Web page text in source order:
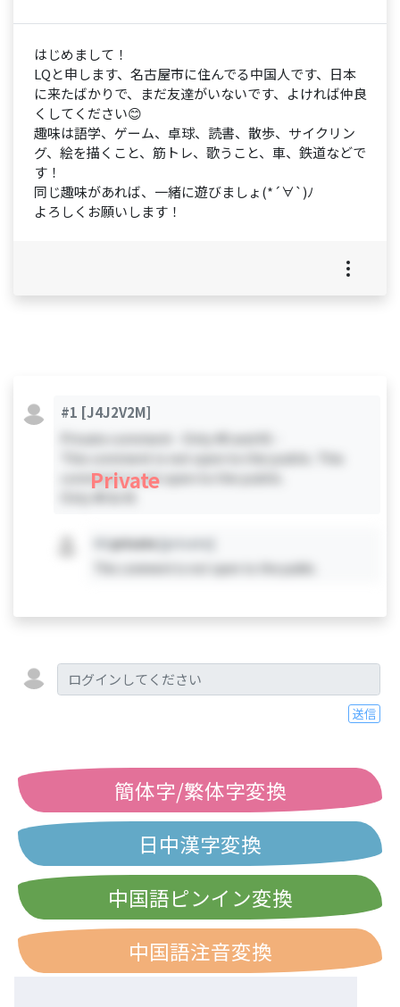
はじめまして！
LQと申します、名古屋市に住んでる中国人です、日本
に来たばかりで、まだ友達がいないです、よければ仲良
くしてください😊
趣味は語学、ゲーム、卓球、読書、散歩、サイクリン
グ、絵を描くこと、筋トレ、歌うこと、車、鉄道などで
す！
同じ趣味があれば、一緒に遊びましょ(*´∀`)ﾉ
よろしくお願いします！
#1 [J4J2V2M]
Private comment - Only #0 and #1 -
This comment is not open to the public. This
comment is not open to the public.
Private
private [private]
This comment is not open to the public.
送信
簡体字/繁体字変換
日中漢字変換
中国語ピンイン変換
中国語注音変換